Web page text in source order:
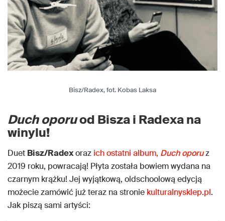
Bisz/Radex, fot. Kobas Laksa
Duch oporuod Bisza i Radexa na
winylu!
Duet Bisz/Radexoraz ich ostatni album, Duch oporuz
2019 roku, powracają! Płyta została bowiem wydana na
czarnym krążku! Jej wyjątkową, oldschoolową edycją
możecie zamówić już teraz na stronie kulturalnysklep.pl.
Jak piszą sami artyści: